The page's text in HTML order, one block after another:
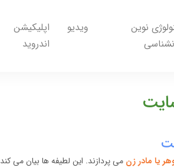
نوین
ویدیو
اپلیکیشن
اندروید
یا مادر زن می پردازند. این لطیفه ها بیان می